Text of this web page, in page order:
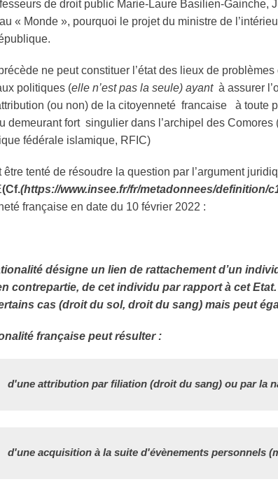
de droit public Marie-Laure Basilien-Gainche,
« Monde », pourquoi le projet du ministre de
ne peut constituer l’état des lieux de
politiques (elle n’est pas la seule) ayantà assurer
(ou non) de la citoyenneté francaise à toute
demeurant fort singulier dans l’archipel des
fédérale islamique, RFIC)
être tenté de résoudre la question par l’argument
(Cf.(https://www.insee.fr/fr/metadonnees/definition/
française en date du 10 février 2022 :
désigne un lien de rattachement d’un
contrepartie, de cet individu par rapport à cet
cas (droit du sol, droit du sang) mais peut
française peut résulter :
d'une attribution par filiation (droit du sang) ou par la
d'une acquisition à la suite d'évènements personnels